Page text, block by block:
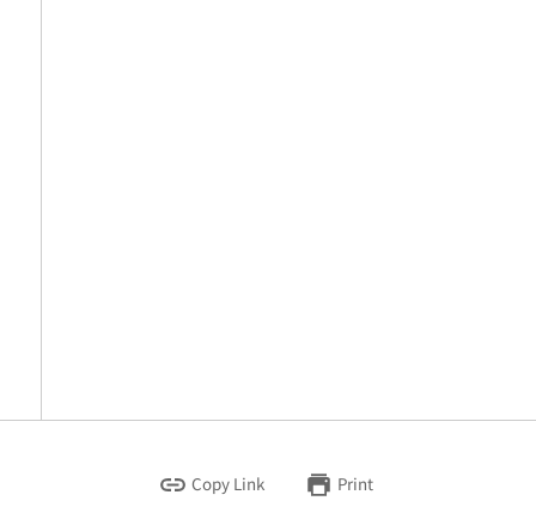
Copy Link Print